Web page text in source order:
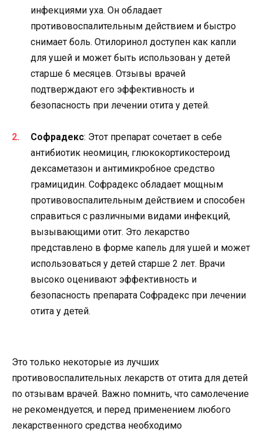
инфекциями уха. Он обладает
противовоспалительным действием и быстро
снимает боль. Отилоринол доступен как капли
для ушей и может быть использован у детей
старше 6 месяцев. Отзывы врачей
подтверждают его эффективность и
безопасность при лечении отита у детей.
Софрадекс: Этот препарат сочетает в себе
антибиотик неомицин, глюкокортикостероид
дексаметазон и антимикробное средство
грамицидин. Софрадекс обладает мощным
противовоспалительным действием и способен
справиться с различными видами инфекций,
вызывающими отит. Это лекарство
представлено в форме капель для ушей и может
использоваться у детей старше 2 лет. Врачи
высоко оценивают эффективность и
безопасность препарата Софрадекс при лечении
отита у детей.
Это только некоторые из лучших
противовоспалительных лекарств от отита для детей
по отзывам врачей. Важно помнить, что самолечение
не рекомендуется, и перед применением любого
лекарственного средства необходимо